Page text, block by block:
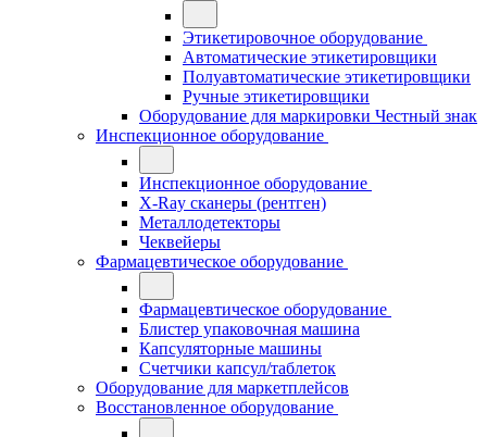
Этикетировочное оборудование
Автоматические этикетировщики
Полуавтоматические этикетировщики
Ручные этикетировщики
Оборудование для маркировки Честный знак
Инспекционное оборудование
Инспекционное оборудование
X-Ray сканеры (рентген)
Металлодетекторы
Чеквейеры
Фармацевтическое оборудование
Фармацевтическое оборудование
Блистер упаковочная машина
Капсуляторные машины
Счетчики капсул/таблеток
Оборудование для маркетплейсов
Восстановленное оборудование